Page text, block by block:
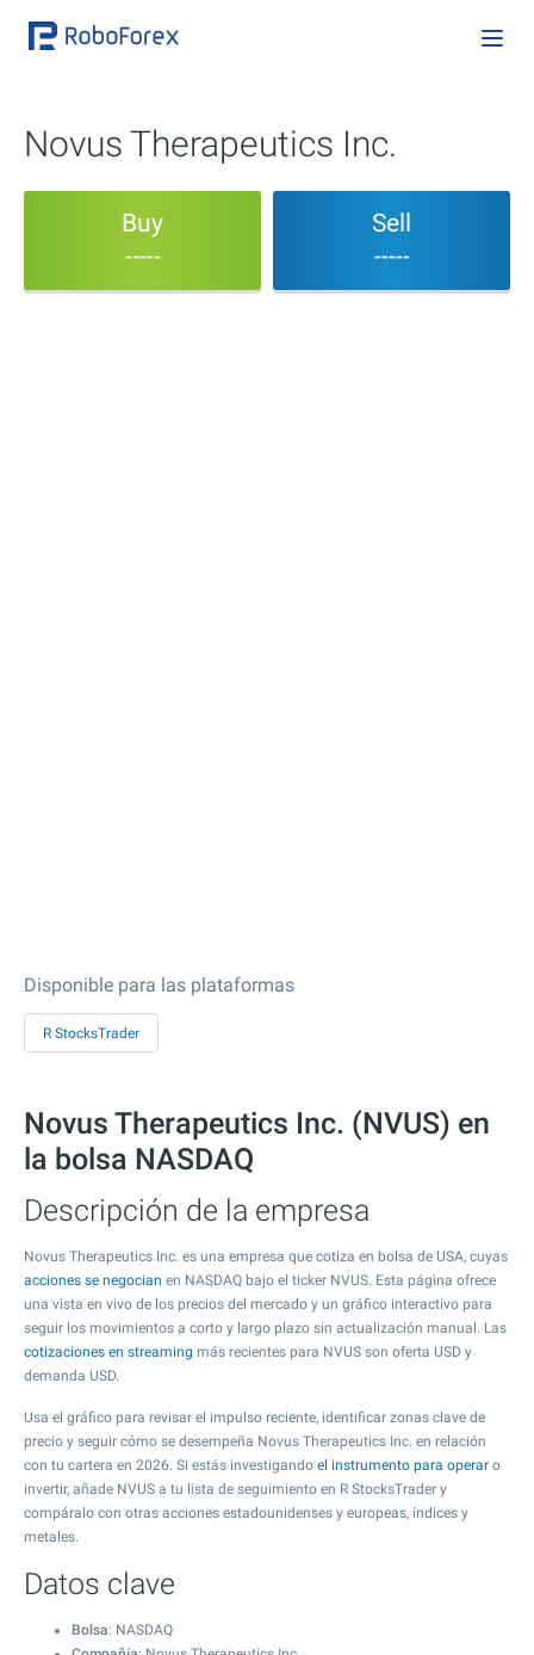
Novus Therapeutics Inc.
Buy
-----
Sell
-----
Disponible para las plataformas
R StocksTrader
Novus Therapeutics Inc. (NVUS) en
la bolsa NASDAQ
Descripción de la empresa
Novus Therapeutics Inc. es una empresa que cotiza en bolsa de USA, cuyas
acciones se negocian en NASDAQ bajo el ticker NVUS. Esta página ofrece
una vista en vivo de los precios del mercado y un gráfico interactivo para
seguir los movimientos a corto y largo plazo sin actualización manual. Las
cotizaciones en streaming más recientes para NVUS son oferta USD y
demanda USD.
Usa el gráfico para revisar el impulso reciente, identificar zonas clave de
precio y seguir cómo se desempeña Novus Therapeutics Inc. en relación
con tu cartera en 2026. Si estás investigando el instrumento para operar o
invertir, añade NVUS a tu lista de seguimiento en R StocksTrader y
compáralo con otras acciones estadounidenses y europeas, índices y
metales.
Datos clave
Bolsa: NASDAQ